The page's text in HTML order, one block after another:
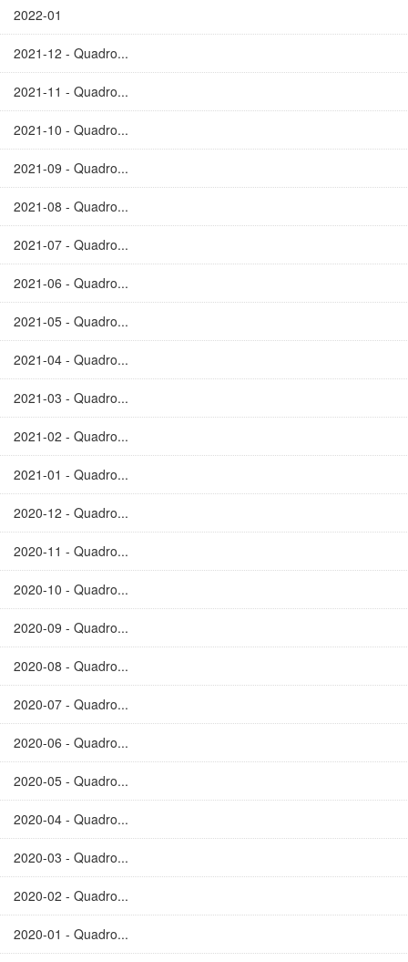
2022-01
2021-12 - Quadro...
2021-11 - Quadro...
2021-10 - Quadro...
2021-09 - Quadro...
2021-08 - Quadro...
2021-07 - Quadro...
2021-06 - Quadro...
2021-05 - Quadro...
2021-04 - Quadro...
2021-03 - Quadro...
2021-02 - Quadro...
2021-01 - Quadro...
2020-12 - Quadro...
2020-11 - Quadro...
2020-10 - Quadro...
2020-09 - Quadro...
2020-08 - Quadro...
2020-07 - Quadro...
2020-06 - Quadro...
2020-05 - Quadro...
2020-04 - Quadro...
2020-03 - Quadro...
2020-02 - Quadro...
2020-01 - Quadro...